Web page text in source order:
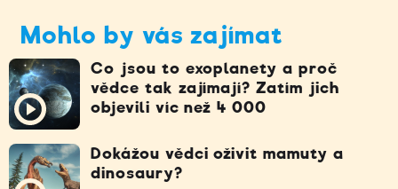
Mohlo by vás zajímat
Co jsou to exoplanety a proč
vědce tak zajímají? Zatím jich
objevili víc než 4 000
Dokážou vědci oživit mamuty a
dinosaury?